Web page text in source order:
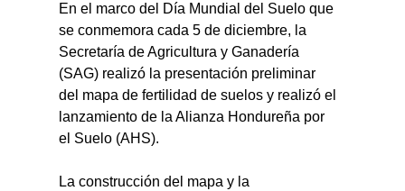
En el marco del Día Mundial del Suelo que
se conmemora cada 5 de diciembre, la
Secretaría de Agricultura y Ganadería
(SAG) realizó la presentación preliminar
del mapa de fertilidad de suelos y realizó el
lanzamiento de la Alianza Hondureña por
el Suelo (AHS).
La construcción del mapa y la